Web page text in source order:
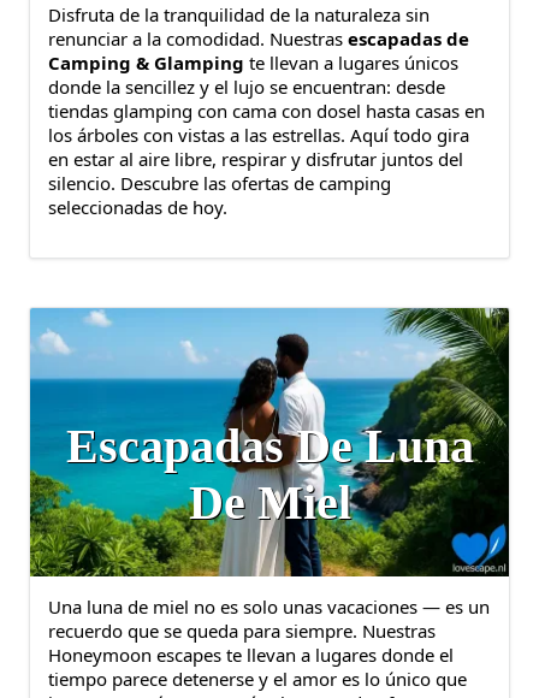
Disfruta de la tranquilidad de la naturaleza sin
renunciar a la comodidad. Nuestras escapadas de
Camping & Glamping te llevan a lugares únicos
donde la sencillez y el lujo se encuentran: desde
tiendas glamping con cama con dosel hasta casas en
los árboles con vistas a las estrellas. Aquí todo gira
en estar al aire libre, respirar y disfrutar juntos del
silencio. Descubre las ofertas de camping
seleccionadas de hoy.
Escapadas De Luna
De Miel
Una luna de miel no es solo unas vacaciones — es un
recuerdo que se queda para siempre. Nuestras
Honeymoon escapes te llevan a lugares donde el
tiempo parece detenerse y el amor es lo único que